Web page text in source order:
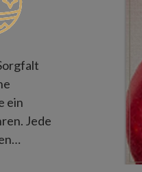
ein
Jede